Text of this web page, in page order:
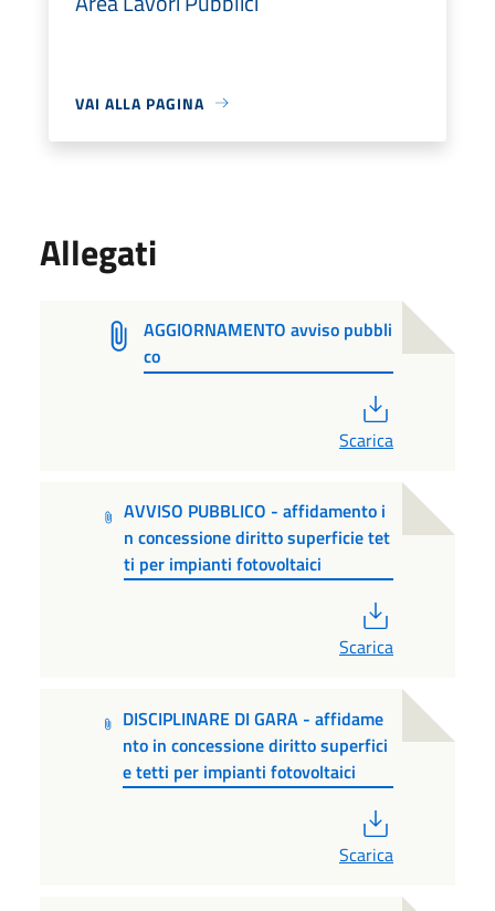
VAI ALLA PAGINA
Allegati
AGGIORNAMENTO avviso pubbli
co
Scarica
AVVISO PUBBLICO - affidamento i
n concessione diritto superficie tet
ti per impianti fotovoltaici
Scarica
DISCIPLINARE DI GARA - affidame
nto in concessione diritto superfici
e tetti per impianti fotovoltaici
Scarica